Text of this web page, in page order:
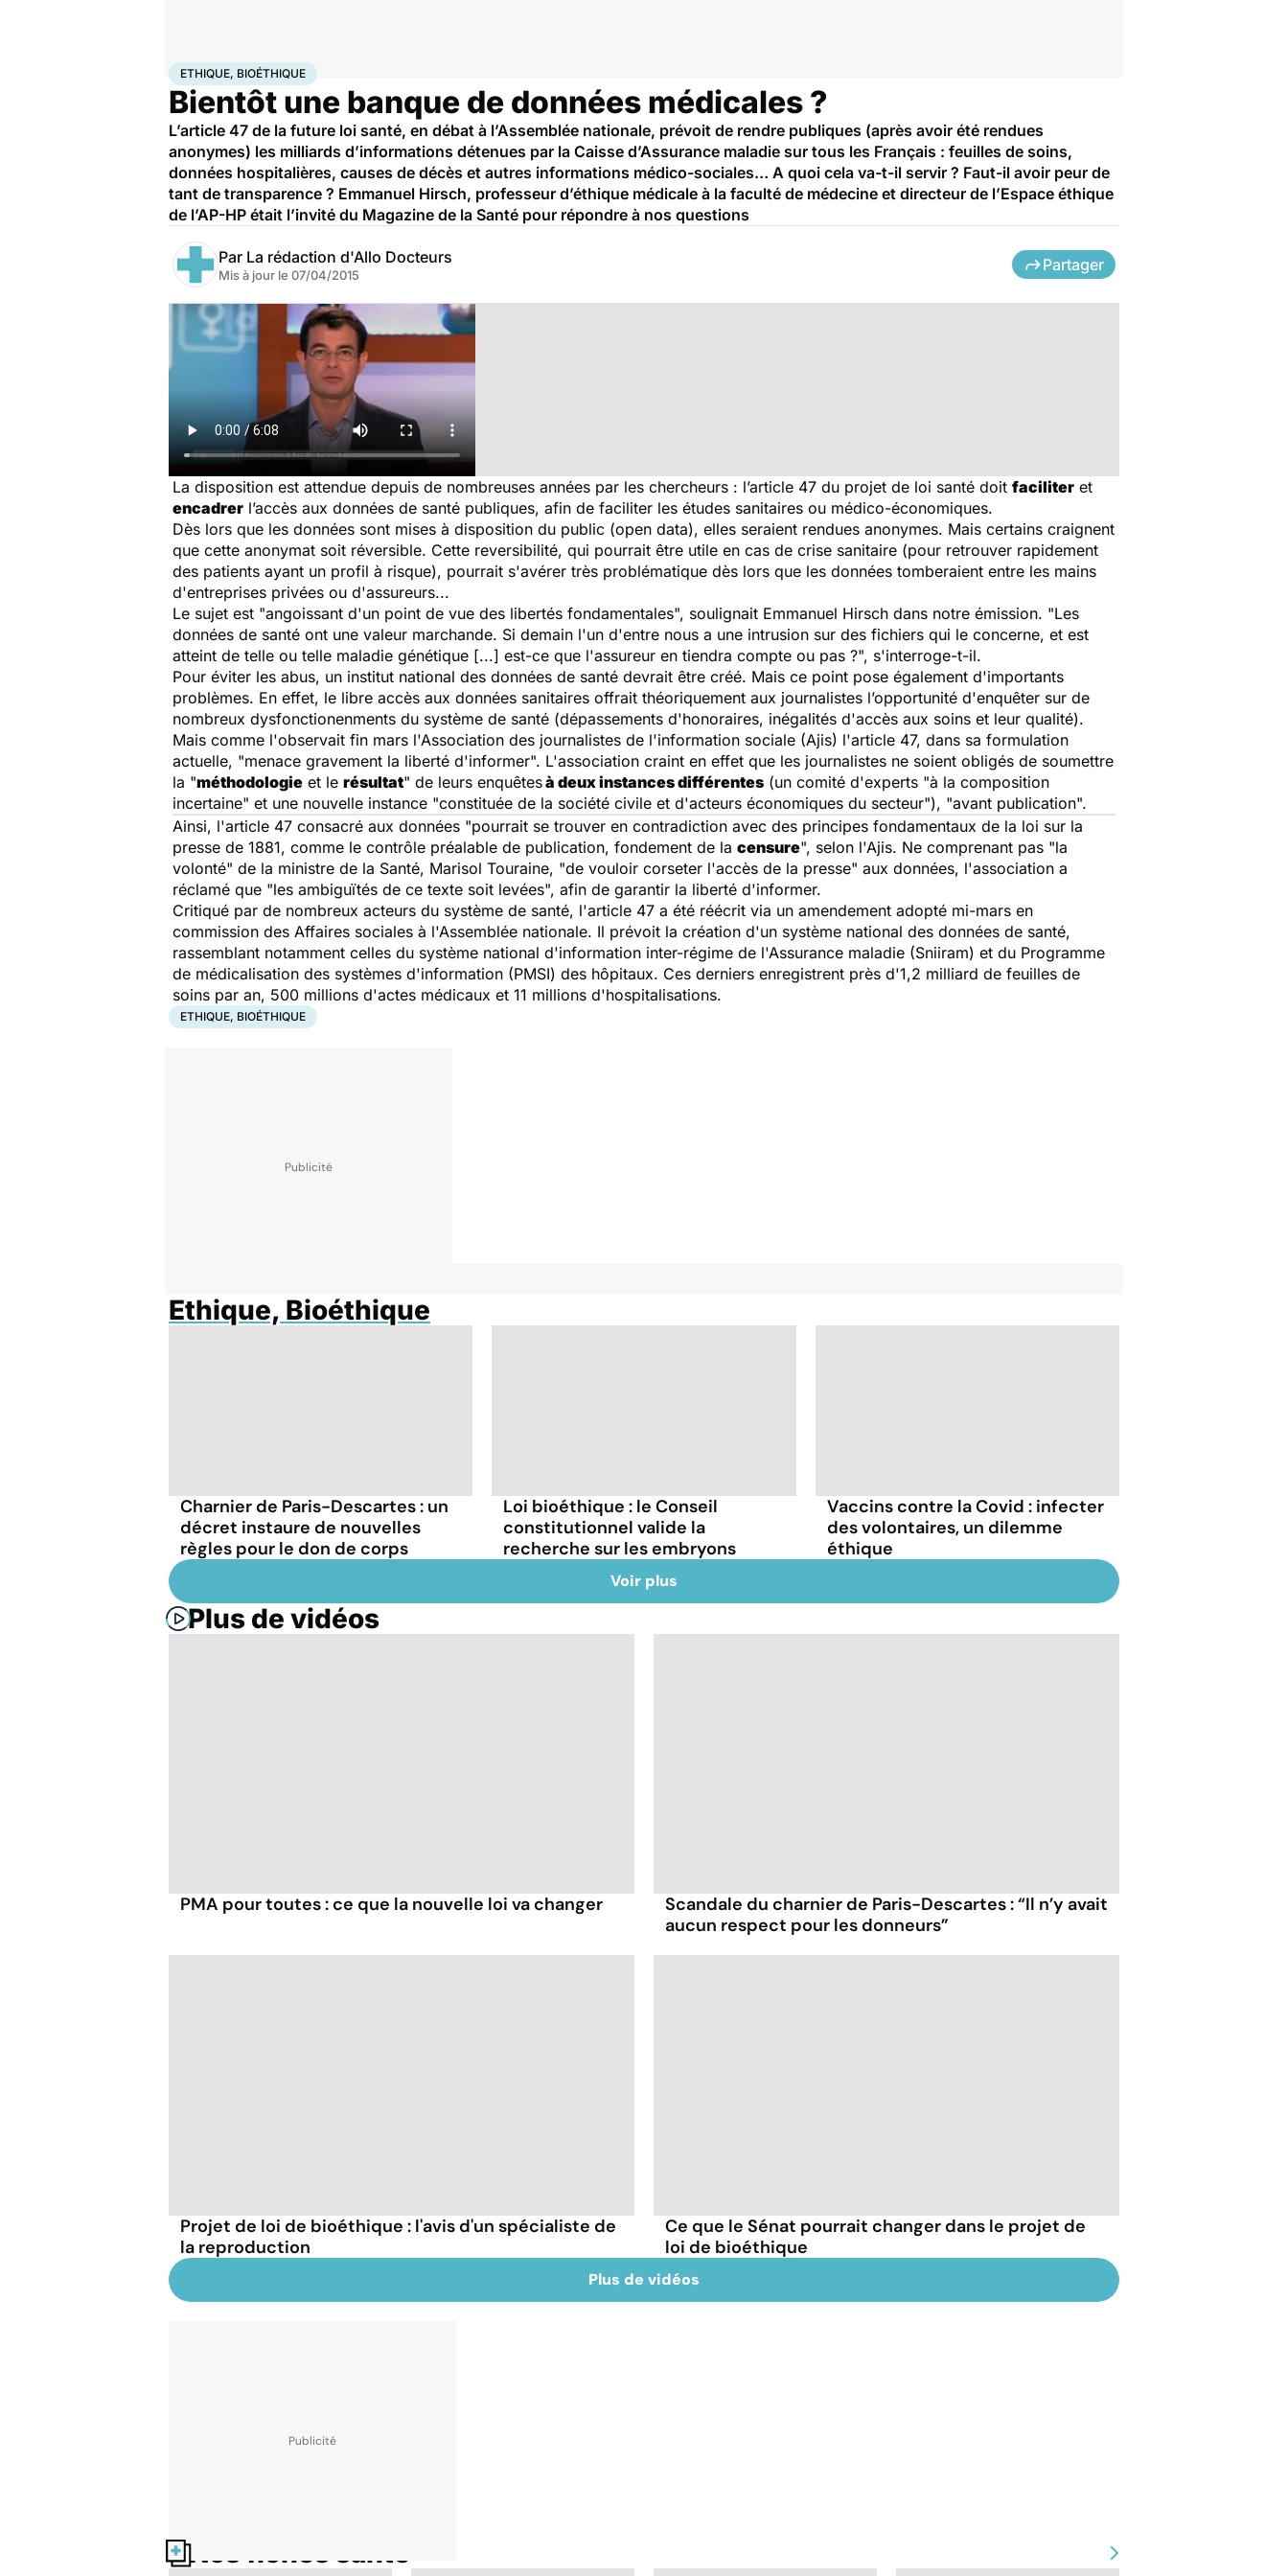
AccueilSantéEthique, Bioéthique
ETHIQUE, BIOÉTHIQUE
Bientôt une banque de données médicales ?
L’article 47 de la future loi santé, en débat à l’Assemblée nationale, prévoit de rendre publiques (après avoir été rendues
anonymes) les milliards d’informations détenues par la Caisse d’Assurance maladie sur tous les Français : feuilles de soins,
données hospitalières, causes de décès et autres informations médico-sociales… A quoi cela va-t-il servir ? Faut-il avoir peur de
tant de transparence ? Emmanuel Hirsch, professeur d’éthique médicale à la faculté de médecine et directeur de l’Espace éthique
de l’AP-HP était l’invité du Magazine de la Santé pour répondre à nos questions
Par La rédaction d'Allo Docteurs
Mis à jour le 07/04/2015
Partager
La disposition est attendue depuis de nombreuses années par les chercheurs : l’article 47 du projet de loi santé doit faciliter et
encadrer l’accès aux données de santé publiques, afin de faciliter les études sanitaires ou médico-économiques.
Dès lors que les données sont mises à disposition du public (open data), elles seraient rendues anonymes. Mais certains craignent
que cette anonymat soit réversible. Cette reversibilité, qui pourrait être utile en cas de crise sanitaire (pour retrouver rapidement
des patients ayant un profil à risque), pourrait s'avérer très problématique dès lors que les données tomberaient entre les mains
d'entreprises privées ou d'assureurs...
Le sujet est "angoissant d'un point de vue des libertés fondamentales", soulignait Emmanuel Hirsch dans notre émission. "Les
données de santé ont une valeur marchande. Si demain l'un d'entre nous a une intrusion sur des fichiers qui le concerne, et est
atteint de telle ou telle maladie génétique [...] est-ce que l'assureur en tiendra compte ou pas ?", s'interroge-t-il.
Pour éviter les abus, un institut national des données de santé devrait être créé. Mais ce point pose également d'importants
problèmes. En effet, le libre accès aux données sanitaires offrait théoriquement aux journalistes l’opportunité d'enquêter sur de
nombreux dysfonctionenments du système de santé (dépassements d'honoraires, inégalités d'accès aux soins et leur qualité).
Mais comme l'observait fin mars l'Association des journalistes de l'information sociale (Ajis) l'article 47, dans sa formulation
actuelle, "menace gravement la liberté d'informer". L'association craint en effet que les journalistes ne soient obligés de soumettre
la "méthodologie et le résultat" de leurs enquêtesà deux instances différentes (un comité d'experts "à la composition
incertaine" et une nouvelle instance "constituée de la société civile et d'acteurs économiques du secteur"), "avant publication".
Ainsi, l'article 47 consacré aux données "pourrait se trouver en contradiction avec des principes fondamentaux de la loi sur la
presse de 1881, comme le contrôle préalable de publication, fondement de la censure", selon l'Ajis. Ne comprenant pas "la
volonté" de la ministre de la Santé, Marisol Touraine, "de vouloir corseter l'accès de la presse" aux données, l'association a
réclamé que "les ambiguïtés de ce texte soit levées", afin de garantir la liberté d'informer.
Critiqué par de nombreux acteurs du système de santé, l'article 47 a été réécrit via un amendement adopté mi-mars en
commission des Affaires sociales à l'Assemblée nationale. Il prévoit la création d'un système national des données de santé,
rassemblant notamment celles du système national d'information inter-régime de l'Assurance maladie (Sniiram) et du Programme
de médicalisation des systèmes d'information (PMSI) des hôpitaux. Ces derniers enregistrent près d'1,2 milliard de feuilles de
soins par an, 500 millions d'actes médicaux et 11 millions d'hospitalisations.
ETHIQUE, BIOÉTHIQUE
Ethique, Bioéthique
Charnier de Paris-Descartes : un
décret instaure de nouvelles
règles pour le don de corps
Loi bioéthique : le Conseil
constitutionnel valide la
recherche sur les embryons
Vaccins contre la Covid : infecter
des volontaires, un dilemme
éthique
Voir plus
Plus de vidéos
PMA pour toutes : ce que la nouvelle loi va changer
Scandale du charnier de Paris-Descartes : “Il n’y avait
aucun respect pour les donneurs”
Projet de loi de bioéthique : l'avis d'un spécialiste de
la reproduction
Ce que le Sénat pourrait changer dans le projet de
loi de bioéthique
Plus de vidéos
Nos fiches santé